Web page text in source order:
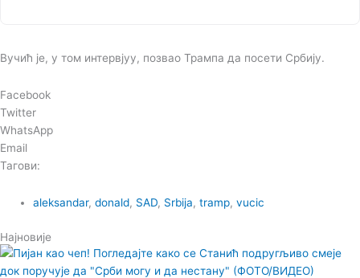
Вучић је, у том интервјуу, позвао Трампа да посети Србију.
Facebook
Twitter
WhatsApp
Email
Тагови:
aleksandar,donald, SAD, Srbija,tramp,vucic
Најновије